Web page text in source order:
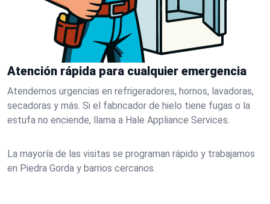
Atención rápida para cualquier emergencia
Atendemos urgencias en refrigeradores, hornos, lavadoras,
secadoras y más. Si el fabricador de hielo tiene fugas o la
estufa no enciende, llama a Hale Appliance Services.
La mayoría de las visitas se programan rápido y trabajamos
en Piedra Gorda y barrios cercanos.